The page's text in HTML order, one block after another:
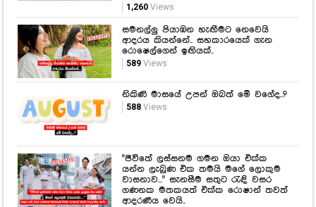
1,260Views
සමනල්ලු පියාඹන හැඟීමට නෙවෙයි
ආදරය කියන්නේ.. සහකාරයෙක් ගැන
රොෂෙල්ගෙන් ඉඟියක්..
589Views
නිකිණි මාසයේ උපන් ඔබත් මේ වගේද..?
588Views
"ජීවිතේ ලස්සනම ගමන ඔයා එක්ක
යන්න ලැබුණ එක තමයි මගේ ලොකුම
වාසනාව..." සැනසීම සතුට රැඳි වසර
ගණනක මතකයත් එක්ක රොෂාන් තවත්
ආදරණීය වෙයි..